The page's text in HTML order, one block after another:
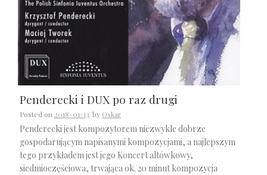
Penderecki i DUX po raz drugi
Posted on 2018-01-13 by Oskar
Penderecki jest kompozytorem niezwykle dobrze
gospodarującym napisanymi kompozycjami, a najlepszym
tego przykładem jest jego Koncert altówkowy,
siedmioczęściowa, trwająca ok. 20 minut kompozycja